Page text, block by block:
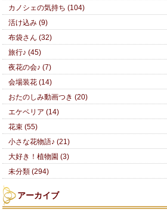
カノシェの気持ち (104)
活け込み (9)
布袋さん (32)
旅行♪ (45)
夜花の会♪ (7)
会場装花 (14)
おたのしみ動画つき (20)
エケベリア (14)
花束 (55)
小さな花物語♪ (21)
大好き！植物園 (3)
未分類 (294)
アーカイブ